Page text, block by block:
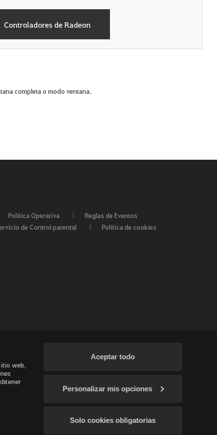
web,
Aceptar todo
Personalizar mis opciones
Solo cookies obligatorias
Controladores de Radeon
completa o modo ventana.
Política Operativa
Reglas de Eventos
de Control parental
Política de cookies